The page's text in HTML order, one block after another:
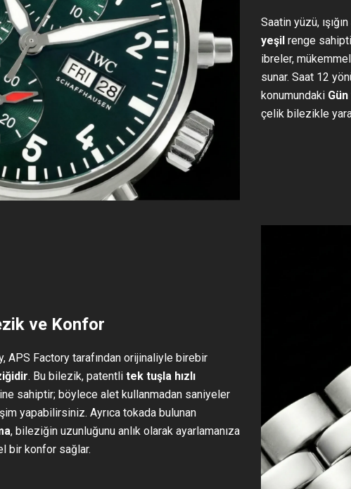
Saatin yüzü,
yeşil renge
ibreler,
sunar. Saat 12
konumundaki
çelik bilezikle
ve Konfor
APS Factory tarafından orijinaliyle birebir
. Bu bilezik, patentli tek tuşla hızlı
sahiptir; böylece alet kullanmadan saniyeler
yapabilirsiniz. Ayrıca tokada bulunan
, bileziğin uzunluğunu anlık olarak ayarlamanıza
bir konfor sağlar.